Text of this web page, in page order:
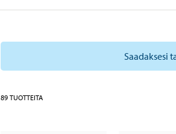
Saadaksesi
89 TUOTTEITA